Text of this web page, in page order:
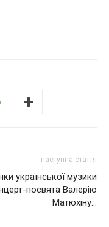
наступна стаття
української музики
посвята Валерію
Матюхіну…